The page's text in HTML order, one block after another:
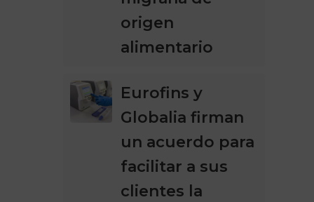
origen
alimentario
Eurofins y
Globalia firman
un acuerdo para
facilitar a sus
clientes la